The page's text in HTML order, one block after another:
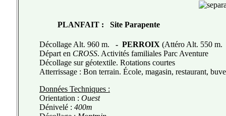
PLANFAIT : Site Parapente
Décollage Alt. 960 m. - PERROIX (Attéro Alt. 550 m.
Départ en CROSS. Activités familiales Parc Aventure
Décollage sur géotextile. Rotations courtes
Atterrissage : Bon terrain. École, magasin, restaurant,
Données Techniques :
Orientation : Ouest
Dénivelé : 400m